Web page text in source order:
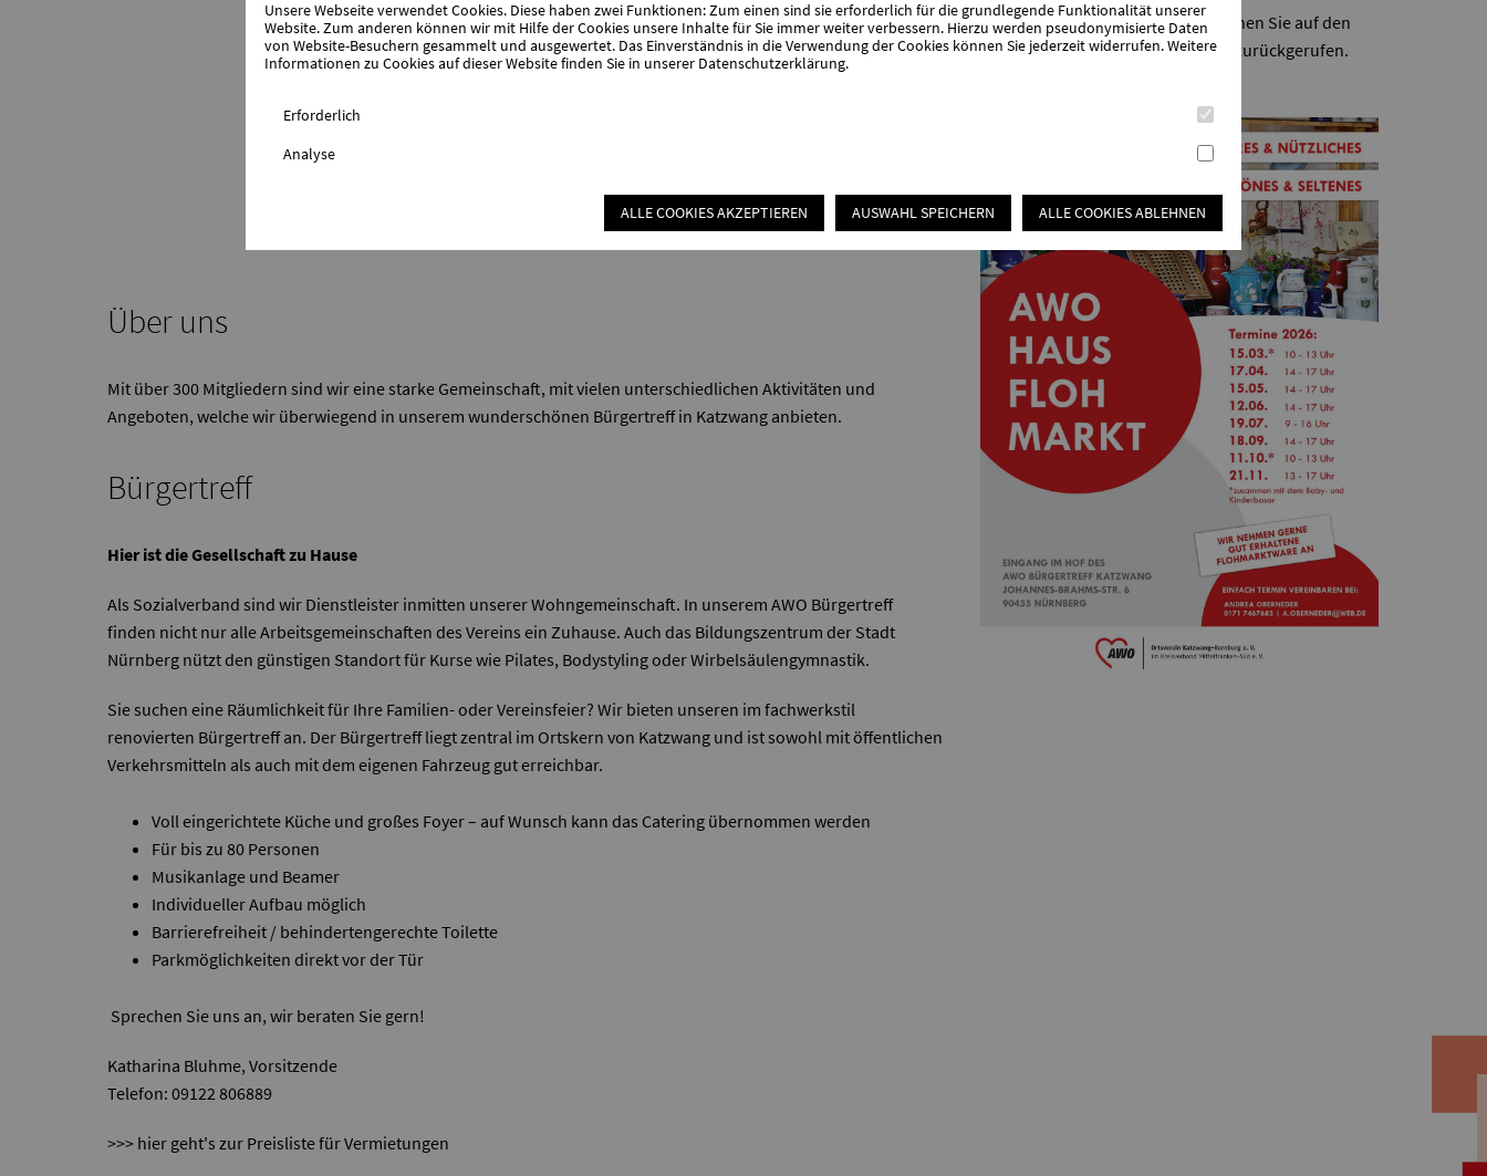
Katharina Bluhme, 1. Vorsitzende
Über uns
Mit über 300 Mitgliedern sind wir eine starke Gemeinschaft, mit vielen unterschiedlichen Aktivitäten und
Angeboten, welche wir überwiegend in unserem wunderschönen Bürgertreff in Katzwang anbieten.
Bürgertreff
Hier ist die Gesellschaft zu Hause
Als Sozialverband sind wir Dienstleister inmitten unserer Wohngemeinschaft. In unserem AWO Bürgertreff
finden nicht nur alle Arbeitsgemeinschaften des Vereins ein Zuhause. Auch das Bildungszentrum der Stadt
Nürnberg nützt den günstigen Standort für Kurse wie Pilates, Bodystyling oder Wirbelsäulengymnastik.
Sie suchen eine Räumlichkeit für Ihre Familien- oder Vereinsfeier? Wir bieten unseren im fachwerkstil
renovierten Bürgertreff an. Der Bürgertreff liegt zentral im Ortskern von Katzwang und ist sowohl mit öffentlichen
Verkehrsmitteln als auch mit dem eigenen Fahrzeug gut erreichbar.
Voll eingerichtete Küche und großes Foyer – auf Wunsch kann das Catering übernommen werden
Für bis zu 80 Personen
Musikanlage und Beamer
Individueller Aufbau möglich
Barrierefreiheit / behindertengerechte Toilette
Parkmöglichkeiten direkt vor der Tür
Sprechen Sie uns an, wir beraten Sie gern!
Katharina Bluhme, Vorsitzende
Telefon: 09122 806889
>>> hier geht's zur Preisliste für Vermietungen
Flexible Bürozeiten: Bitte sprechen Sie auf den
Anrufbeantworter, Sie werden zurückgerufen.
Unsere Webseite verwendet Cookies. Diese haben zwei Funktionen: Zum einen sind sie erforderlich für die grundlegende Funktionalität unserer
Website. Zum anderen können wir mit Hilfe der Cookies unsere Inhalte für Sie immer weiter verbessern. Hierzu werden pseudonymisierte Daten
von Website-Besuchern gesammelt und ausgewertet. Das Einverständnis in die Verwendung der Cookies können Sie jederzeit widerrufen. Weitere
Informationen zu Cookies auf dieser Website finden Sie in unserer Datenschutzerklärung.
Erforderlich
Analyse
ALLE COOKIES ABLEHNEN
AUSWAHL SPEICHERN
ALLE COOKIES AKZEPTIEREN